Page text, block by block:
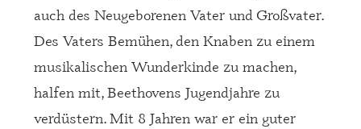
auch des Neugeborenen Vater und Großvater.
Des Vaters Bemühen, den Knaben zu einem
musikalischen Wunderkinde zu machen,
halfen mit, Beethovens Jugendjahre zu
verdüstern. Mit 8 Jahren war er ein guter